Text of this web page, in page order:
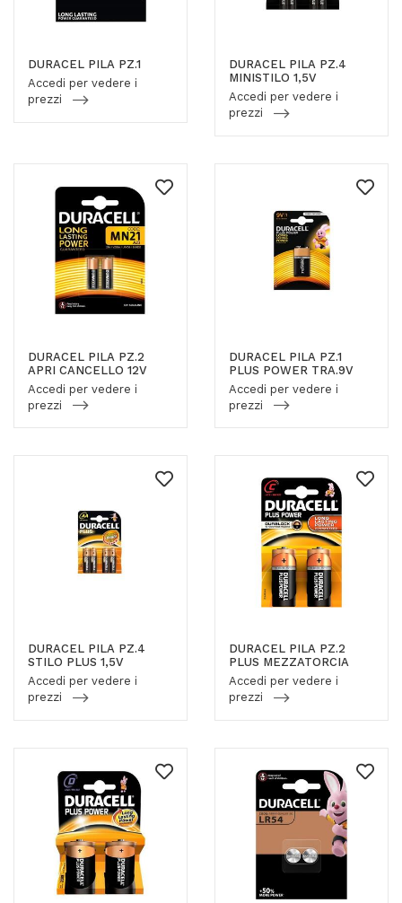
DURACEL PILA PZ.1
Accedi per vedere i
prezzi
DURACEL PILA PZ.4
MINISTILO 1,5V
Accedi per vedere i
prezzi
DURACEL PILA PZ.2
APRI CANCELLO 12V
Accedi per vedere i
prezzi
DURACEL PILA PZ.1
PLUS POWER TRA.9V
Accedi per vedere i
prezzi
DURACEL PILA PZ.4
STILO PLUS 1,5V
Accedi per vedere i
prezzi
DURACEL PILA PZ.2
PLUS MEZZATORCIA
Accedi per vedere i
prezzi